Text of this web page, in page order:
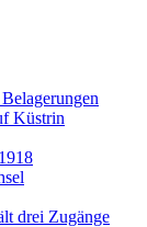
Küstrin
drei Zugänge